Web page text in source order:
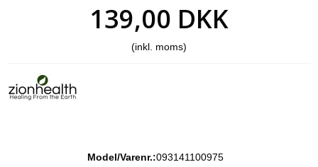
139,00 DKK
(inkl. moms)
Model/Varenr.:093141100975